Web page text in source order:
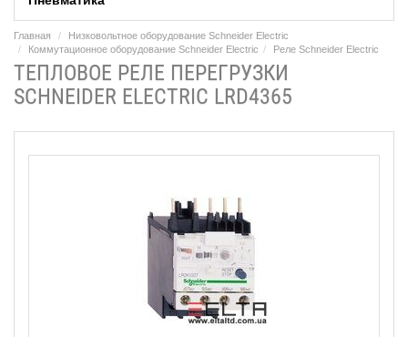
Главная
Низковольтное оборудование Schneider Electric
Коммутационное оборудование Schneider Electric
Реле Schneider Electric
ТЕПЛОВОЕ РЕЛЕ ПЕРЕГРУЗКИ
SCHNEIDER ELECTRIC LRD4365